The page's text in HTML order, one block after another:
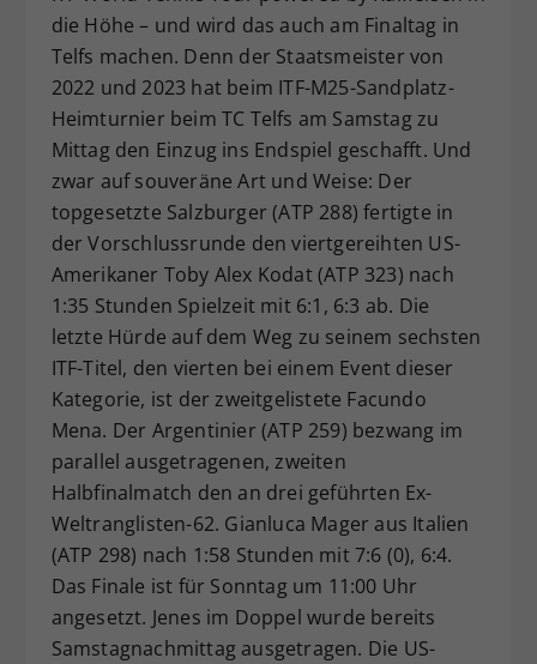
die Höhe – und wird das auch am Finaltag in
Telfs machen. Denn der Staatsmeister von
2022 und 2023 hat beim ITF-M25-Sandplatz-
Heimturnier beim TC Telfs am Samstag zu
Mittag den Einzug ins Endspiel geschafft. Und
zwar auf souveräne Art und Weise: Der
topgesetzte Salzburger (ATP 288) fertigte in
der Vorschlussrunde den viertgereihten US-
Amerikaner Toby Alex Kodat (ATP 323) nach
1:35 Stunden Spielzeit mit 6:1, 6:3 ab. Die
letzte Hürde auf dem Weg zu seinem sechsten
ITF-Titel, den vierten bei einem Event dieser
Kategorie, ist der zweitgelistete Facundo
Mena. Der Argentinier (ATP 259) bezwang im
parallel ausgetragenen, zweiten
Halbfinalmatch den an drei geführten Ex-
Weltranglisten-62. Gianluca Mager aus Italien
(ATP 298) nach 1:58 Stunden mit 7:6 (0), 6:4.
Das Finale ist für Sonntag um 11:00 Uhr
angesetzt. Jenes im Doppel wurde bereits
Samstagnachmittag ausgetragen. Die US-
Zweck
Dieser Wert speichert Ihre Consent-
Einstellungen. Unter anderem eine
zufällig generierte ID, für die
historische Speicherung Ihrer
vorgenommen Einstellungen, falls der
Webseiten-Betreiber dies eingestellt
hat.